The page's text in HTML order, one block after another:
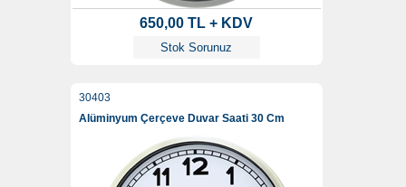
650,00 TL + KDV
Stok Sorunuz
30403
Alüminyum Çerçeve Duvar Saati 30 Cm